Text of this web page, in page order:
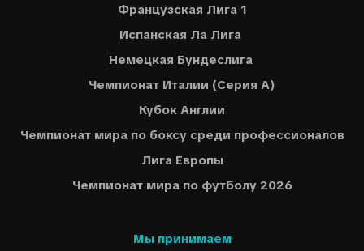
Французская Лига 1
Испанская Ла Лига
Немецкая Бундеслига
Чемпионат Италии (Серия A)
Кубок Англии
Чемпионат мира по боксу среди профессионалов
Лига Европы
Чемпионат мира по футболу 2026
Мы принимаем